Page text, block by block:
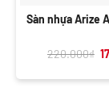
Sàn nhựa Arize
220.000₫